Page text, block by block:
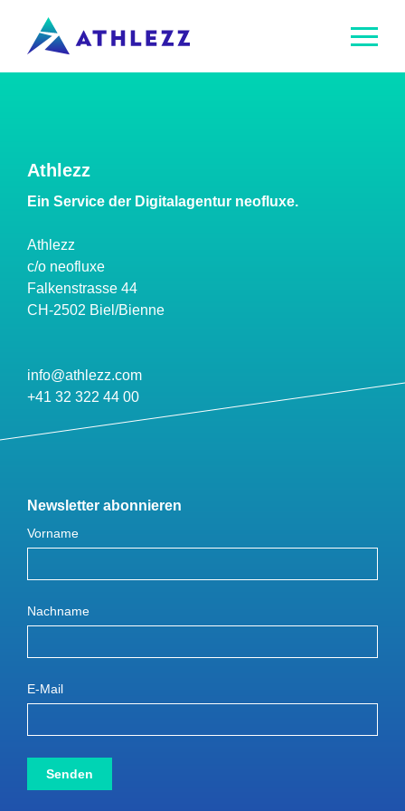
öffnen
schliessen
Produkte
Referenzen
Kontakt
Athlezz
Ein Service der Digitalagentur neofluxe.
Athlezz
c/o neofluxe
Falkenstrasse 44
CH-2502 Biel/Bienne
info@athlezz.com
+41 32 322 44 00
Newsletter abonnieren
Vorname
Nachname
E-Mail